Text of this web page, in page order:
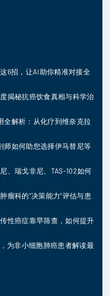
6招，让AI助你精准对接全
揭秘抗癌饮食真相与科学治
全解析：从化疗到维奈克拉
师如何助您选择伊马替尼等
、瑞戈非尼、TAS-102如何
瘤科的“决策能力”评估与患
性癌症靠早筛查，如何提升
为非小细胞肺癌患者解读最